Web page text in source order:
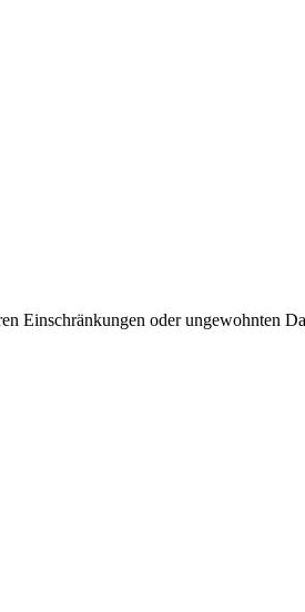
Einschränkungen oder ungewohnten